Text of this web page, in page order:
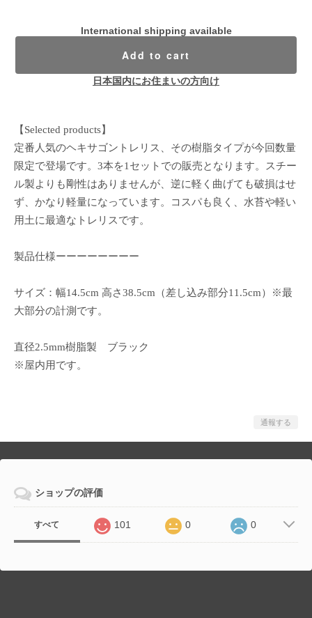
International shipping available
Add to cart
日本国内にお住まいの方向け
【Selected products】
定番人気のヘキサゴントレリス、その樹脂タイプが今回数量
限定で登場です。3本を1セットでの販売となります。スチー
ル製よりも剛性はありませんが、逆に軽く曲げても破損はせ
ず、かなり軽量になっています。コスパも良く、水苔や軽い
用土に最適なトレリスです。
製品仕様ーーーーーーーー
サイズ：幅14.5cm 高さ38.5cm（差し込み部分11.5cm）※最
大部分の計測です。
直径2.5mm樹脂製 ブラック
※屋内用です。
通報する
ショップの評価
すべて 101 0 0